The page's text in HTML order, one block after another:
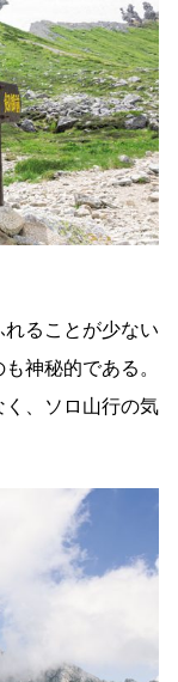
ることが少ない
神秘的である。
、ソロ山行の気